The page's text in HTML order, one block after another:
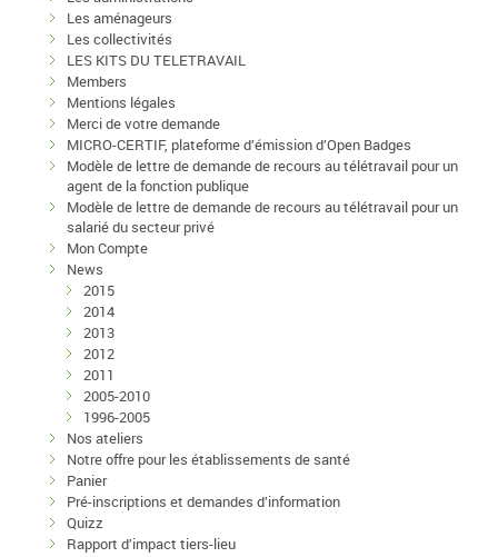
Les aménageurs
Les collectivités
LES KITS DU TELETRAVAIL
Members
Mentions légales
Merci de votre demande
MICRO-CERTIF, plateforme d’émission d’Open Badges
Modèle de lettre de demande de recours au télétravail pour un
agent de la fonction publique
Modèle de lettre de demande de recours au télétravail pour un
salarié du secteur privé
Mon Compte
News
2015
2014
2013
2012
2011
2005-2010
1996-2005
Nos ateliers
Notre offre pour les établissements de santé
Panier
Pré-inscriptions et demandes d’information
Quizz
Rapport d’impact tiers-lieu